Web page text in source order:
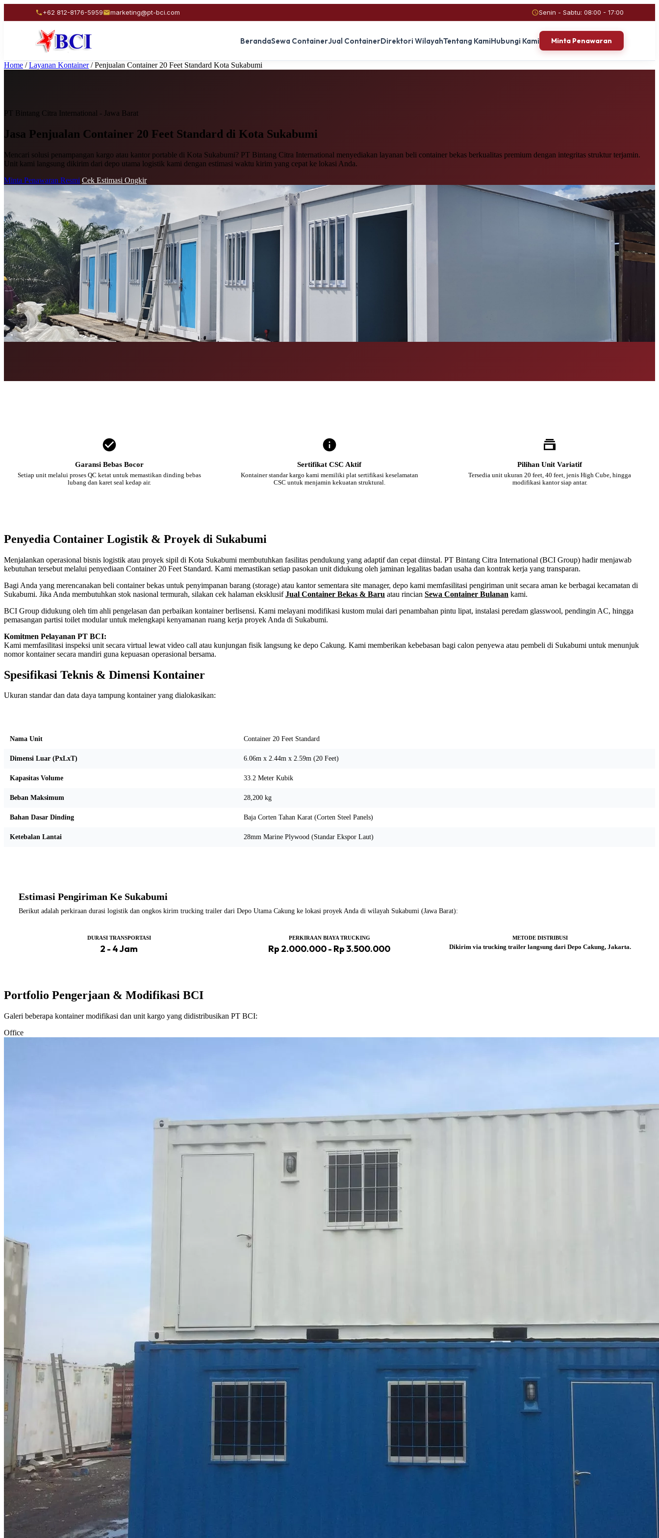
+62 812-8176-5959 marketing@pt-bci.com Senin - Sabtu: 08:00 - 17:00
BerandaSewa ContainerJual ContainerDirektori WilayahTentang KamiHubungi Kami Minta Penawaran
Home / Layanan Kontainer / Penjualan Container 20 Feet Standard Kota Sukabumi
PT Bintang Citra International - Jawa Barat
Jasa Penjualan Container 20 Feet Standard di Kota Sukabumi
Mencari solusi penampangan kargo atau kantor portable di Kota Sukabumi? PT Bintang Citra International menyediakan layanan beli container bekas berkualitas premium dengan integritas struktur terjamin.
Unit kami langsung dikirim dari depo utama logistik kami dengan estimasi waktu kirim yang cepat ke lokasi Anda.
Minta Penawaran Resmi Cek Estimasi Ongkir
Garansi Bebas Bocor
Setiap unit melalui proses QC ketat untuk memastikan dinding bebas
lubang dan karet seal kedap air.
Sertifikat CSC Aktif
Kontainer standar kargo kami memiliki plat sertifikasi keselamatan
CSC untuk menjamin kekuatan struktural.
Pilihan Unit Variatif
Tersedia unit ukuran 20 feet, 40 feet, jenis High Cube, hingga
modifikasi kantor siap antar.
Penyedia Container Logistik & Proyek di Sukabumi
Menjalankan operasional bisnis logistik atau proyek sipil di Kota Sukabumi membutuhkan fasilitas pendukung yang adaptif dan cepat diinstal. PT Bintang Citra International (BCI Group) hadir menjawab
kebutuhan tersebut melalui penyediaan Container 20 Feet Standard. Kami memastikan setiap pasokan unit didukung oleh jaminan legalitas badan usaha dan kontrak kerja yang transparan.
Bagi Anda yang merencanakan beli container bekas untuk penyimpanan barang (storage) atau kantor sementara site manager, depo kami memfasilitasi pengiriman unit secara aman ke berbagai kecamatan di
Sukabumi. Jika Anda membutuhkan stok nasional termurah, silakan cek halaman eksklusifJual Container Bekas & Baru atau rincian Sewa Container Bulanan kami.
BCI Group didukung oleh tim ahli pengelasan dan perbaikan kontainer berlisensi. Kami melayani modifikasi kustom mulai dari penambahan pintu lipat, instalasi peredam glasswool, pendingin AC, hingga
pemasangan partisi toilet modular untuk melengkapi kenyamanan ruang kerja proyek Anda di Sukabumi.
Komitmen Pelayanan PT BCI:
Kami memfasilitasi inspeksi unit secara virtual lewat video call atau kunjungan fisik langsung ke depo Cakung. Kami memberikan kebebasan bagi calon penyewa atau pembeli di Sukabumi untuk menunjuk
nomor kontainer secara mandiri guna kepuasan operasional bersama.
Spesifikasi Teknis & Dimensi Kontainer
Ukuran standar dan data daya tampung kontainer yang dialokasikan:
Nama Unit Container 20 Feet Standard
Dimensi Luar (PxLxT) 6.06m x 2.44m x 2.59m (20 Feet)
Kapasitas Volume 33.2 Meter Kubik
Beban Maksimum 28,200 kg
Bahan Dasar Dinding Baja Corten Tahan Karat (Corten Steel Panels)
Ketebalan Lantai 28mm Marine Plywood (Standar Ekspor Laut)
Estimasi Pengiriman Ke Sukabumi
Berikut adalah perkiraan durasi logistik dan ongkos kirim trucking trailer dari Depo Utama Cakung ke lokasi proyek Anda di wilayah Sukabumi (Jawa Barat):
DURASI TRANSPORTASI
2 - 4 Jam
PERKIRAAN BIAYA TRUCKING
Rp 2.000.000 - Rp 3.500.000
METODE DISTRIBUSI
Dikirim via trucking trailer langsung dari Depo Cakung, Jakarta.
Portfolio Pengerjaan & Modifikasi BCI
Galeri beberapa kontainer modifikasi dan unit kargo yang didistribusikan PT BCI:
Office